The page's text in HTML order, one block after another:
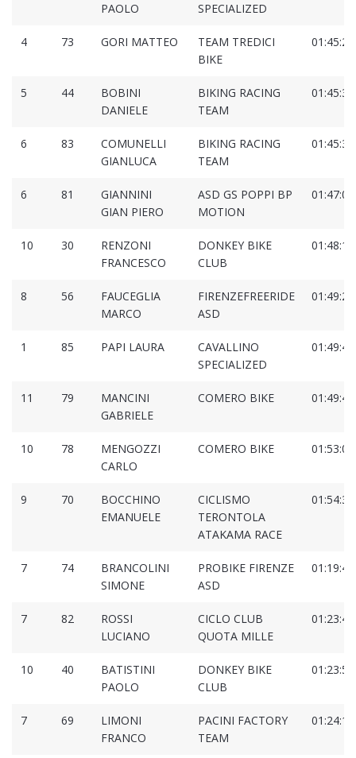
PAOLO
SPECIALIZED
4 73 GORI MATTEO
TEAM TREDICI
BIKE
5 44
BOBINI
DANIELE
BIKING RACING
TEAM
6 83
COMUNELLI
GIANLUCA
BIKING RACING
TEAM
6 81
GIANNINI
GIAN PIERO
ASD GS POPPI BP
MOTION
10 30
RENZONI
FRANCESCO
DONKEY BIKE
CLUB
8 56
FAUCEGLIA
MARCO
FIRENZEFREERIDE
ASD
1 85 PAPI LAURA
CAVALLINO
SPECIALIZED
11 79
MANCINI
GABRIELE
COMERO BIKE
10 78
MENGOZZI
CARLO
COMERO BIKE
9 70
BOCCHINO
EMANUELE
CICLISMO
TERONTOLA
ATAKAMA RACE
7 74
BRANCOLINI
SIMONE
PROBIKE FIRENZE
ASD
7 82
ROSSI
LUCIANO
CICLO CLUB
QUOTA MILLE
10 40
BATISTINI
PAOLO
DONKEY BIKE
CLUB
7 69
LIMONI
FRANCO
PACINI FACTORY
TEAM